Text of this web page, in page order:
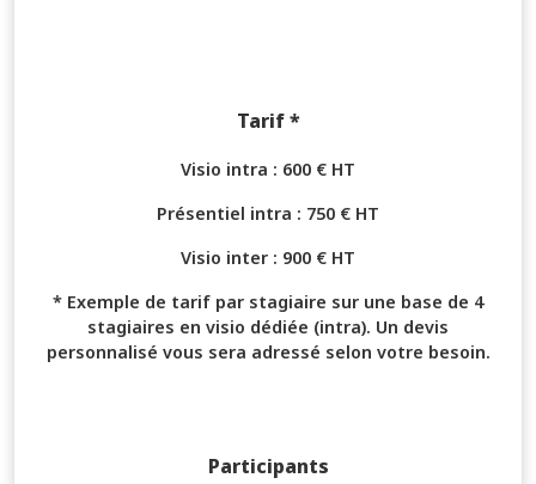
Tarif *
Visio intra : 600 € HT
Présentiel intra : 750 € HT
Visio inter : 900 € HT
* Exemple de tarif par stagiaire sur une base de 4
stagiaires en visio dédiée (intra). Un devis
personnalisé vous sera adressé selon votre besoin.
Participants